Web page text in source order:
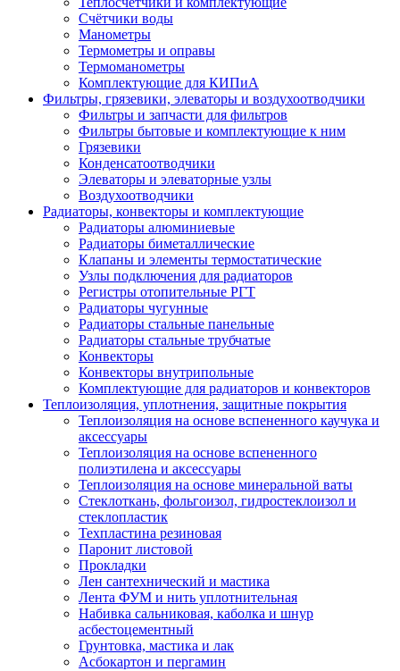
Счётчики воды
Манометры
Термометры и оправы
Термоманометры
Комплектующие для КИПиА
Фильтры, грязевики, элеваторы и воздухоотводчики
Фильтры и запчасти для фильтров
Фильтры бытовые и комплектующие к ним
Грязевики
Конденсатоотводчики
Элеваторы и элеваторные узлы
Воздухоотводчики
Радиаторы, конвекторы и комплектующие
Радиаторы алюминиевые
Радиаторы биметаллические
Клапаны и элементы термостатические
Узлы подключения для радиаторов
Регистры отопительные РГТ
Радиаторы чугунные
Радиаторы стальные панельные
Радиаторы стальные трубчатые
Конвекторы
Конвекторы внутрипольные
Комплектующие для радиаторов и конвекторов
Теплоизоляция, уплотнения, защитные покрытия
Теплоизоляция на основе вспененного каучука и
аксессуары
Теплоизоляция на основе вспененного
полиэтилена и аксессуары
Теплоизоляция на основе минеральной ваты
Стеклоткань, фольгоизол, гидростеклоизол и
стеклопластик
Техпластина резиновая
Паронит листовой
Прокладки
Лен сантехнический и мастика
Лента ФУМ и нить уплотнительная
Набивка сальниковая, каболка и шнур
асбестоцементный
Грунтовка, мастика и лак
Асбокартон и пергамин